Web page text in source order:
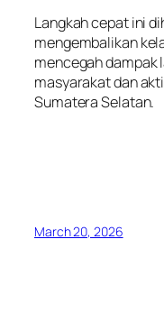
Langkah cepat ini
mengembalikan
mencegah dampak
masyarakat dan
Sumatera Selatan.
March 20, 2026